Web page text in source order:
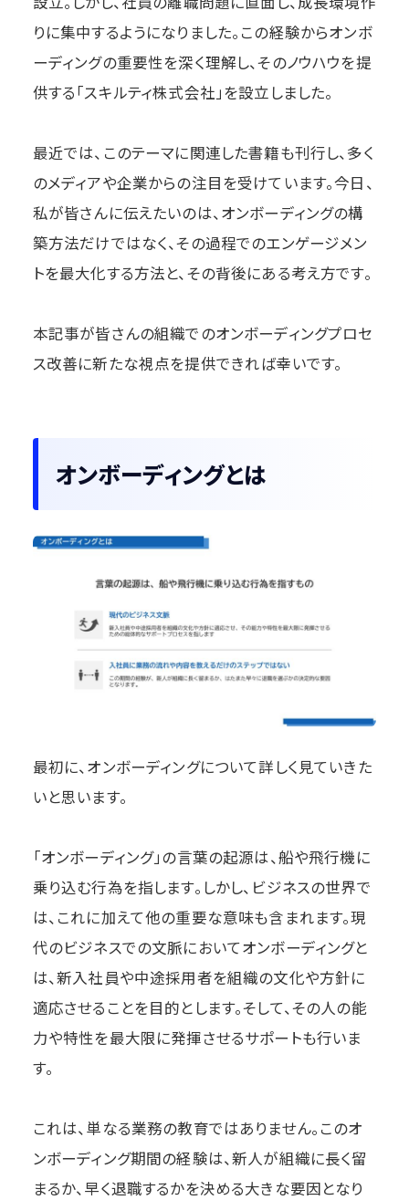
りに集中するようになりました。この経験からオンボ
ーディングの重要性を深く理解し、そのノウハウを提
供する「スキルティ株式会社」を設立しました。
最近では、このテーマに関連した書籍も刊行し、多く
のメディアや企業からの注目を受けています。今日、
私が皆さんに伝えたいのは、オンボーディングの構
築方法だけではなく、その過程でのエンゲージメン
トを最大化する方法と、その背後にある考え方です。
本記事が皆さんの組織でのオンボーディングプロセ
ス改善に新たな視点を提供できれば幸いです。
オンボーディングとは
最初に、オンボーディングについて詳しく見ていきた
いと思います。
「オンボーディング」の言葉の起源は、船や飛行機に
乗り込む行為を指します。しかし、ビジネスの世界で
は、これに加えて他の重要な意味も含まれます。現
代のビジネスでの文脈においてオンボーディングと
は、新入社員や中途採用者を組織の文化や方針に
適応させることを目的とします。そして、その人の能
力や特性を最大限に発揮させるサポートも行いま
す。
これは、単なる業務の教育ではありません。このオ
ンボーディング期間の経験は、新人が組織に長く留
まるか、早く退職するかを決める大きな要因となり